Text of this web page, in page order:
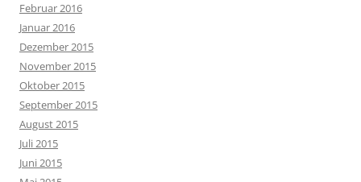
Februar 2016
Januar 2016
Dezember 2015
November 2015
Oktober 2015
September 2015
August 2015
Juli 2015
Juni 2015